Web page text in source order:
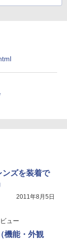
ンズを装着で
2011年8月5日
ュー
機能・外観